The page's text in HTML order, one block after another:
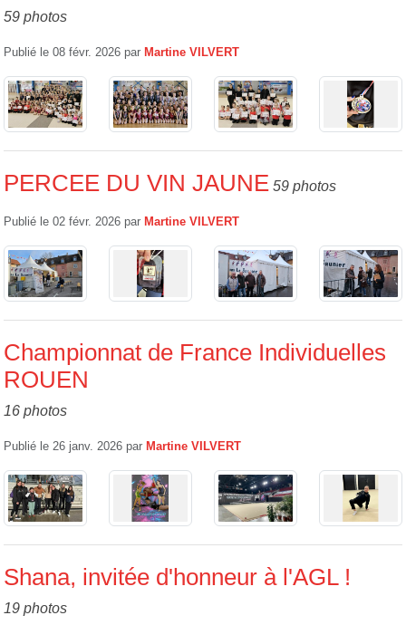
59 photos
Publié le 08 févr. 2026 par Martine VILVERT
PERCEE DU VIN JAUNE 59 photos
Publié le 02 févr. 2026 par Martine VILVERT
Championnat de France Individuelles
ROUEN
16 photos
Publié le 26 janv. 2026 par Martine VILVERT
Shana, invitée d'honneur à l'AGL !
19 photos